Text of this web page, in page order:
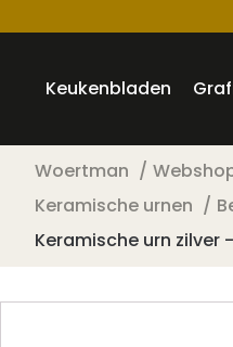
Keukenbladen
Woertman
Keramische urnen
Keramische urn zilver